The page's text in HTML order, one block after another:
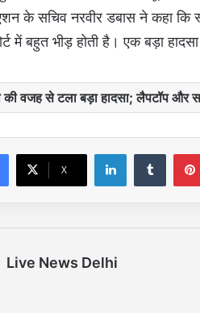
के सचिव नरवीर डबास ने कहा कि
में बहुत भीड़ होती है। एक बड़ा
की वजह से टला बड़ा हादसा; लैपटॉप और
X
Live News Delhi